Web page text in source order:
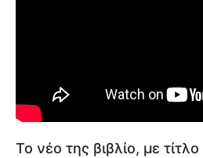
Το νέο της βιβλίο, με τίτλο